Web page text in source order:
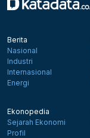
Berita
Nasional
Industri
Internasional
Energi
Ekonopedia
Sejarah Ekonomi
Profil